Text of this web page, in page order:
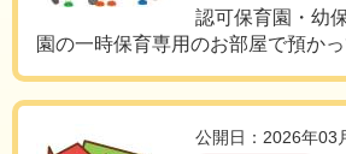
認可保育園・幼
園の一時保育専用のお部屋で預か
公開日：2026年03